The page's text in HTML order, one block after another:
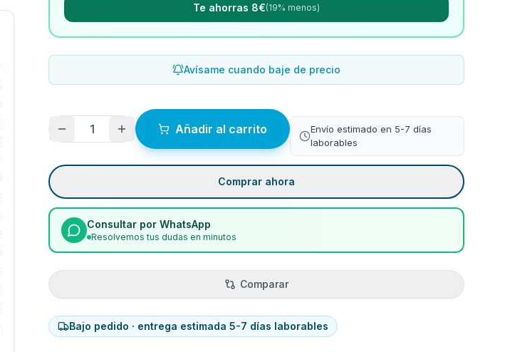
Te ahorras 8€(19% menos)
Avísame cuando baje de precio
1 Añadir al carrito
Envío estimado en 5-7 días
laborables
Comprar ahora
Consultar por WhatsApp
Resolvemos tus dudas en minutos
Comparar
Bajo pedido · entrega estimada 5-7 días laborables